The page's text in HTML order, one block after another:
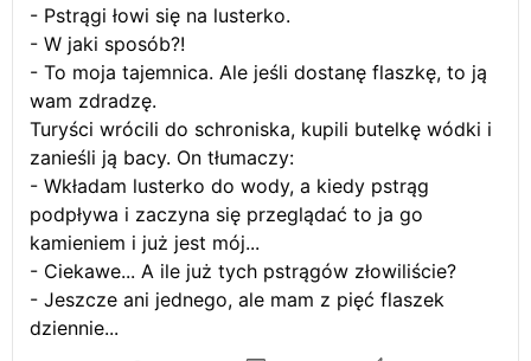
- Pstrągi łowi się na lusterko.
- W jaki sposób?!
- To moja tajemnica. Ale jeśli dostanę flaszkę, to ją
wam zdradzę.
Turyści wrócili do schroniska, kupili butelkę wódki i
zanieśli ją bacy. On tłumaczy:
- Wkładam lusterko do wody, a kiedy pstrąg
podpływa i zaczyna się przeglądać to ja go
kamieniem i już jest mój...
- Ciekawe... A ile już tych pstrągów złowiliście?
- Jeszcze ani jednego, ale mam z pięć flaszek
dziennie...